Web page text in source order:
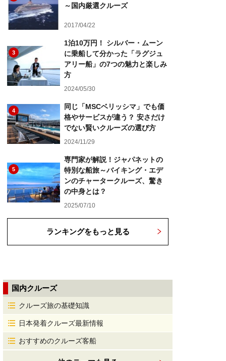
～国内厳選クルーズ
2017/04/22
3
1泊10万円！ シルバー・ムーン
に乗船して分かった「ラグジュ
アリー船」の7つの魅力と楽しみ
方
2024/05/30
4
同じ「MSCベリッシマ」でも価
格やサービスが違う？ 安さだけ
でない賢いクルーズの選び方
2024/11/29
5
専門家が解説！ジャパネットの
特別な船旅～バイキング・エデ
ンのチャータークルーズ、驚き
の中身とは？
2025/07/10
ランキングをもっと見る
国内クルーズ
クルーズ旅の基礎知識
日本発着クルーズ最新情報
おすすめのクルーズ客船